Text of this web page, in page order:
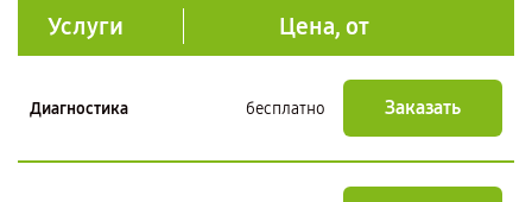
Услуги Цена, от
Диагностика бесплатно Заказать